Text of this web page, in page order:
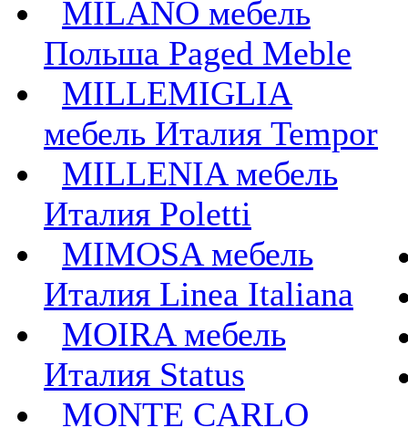
MILANO мебель
Польша Paged Meble
MILLEMIGLIA
мебель Италия Tempor
MILLENIA мебель
Италия Poletti
MIMOSA мебель
Италия Linea Italiana
MOIRA мебель
Италия Status
MONTE CARLO